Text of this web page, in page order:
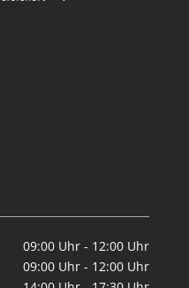
09:00 Uhr - 12:00 Uhr
09:00 Uhr - 12:00 Uhr